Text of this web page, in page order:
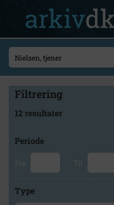
Filtrering
12 resultater
Periode
Fra Til
Type